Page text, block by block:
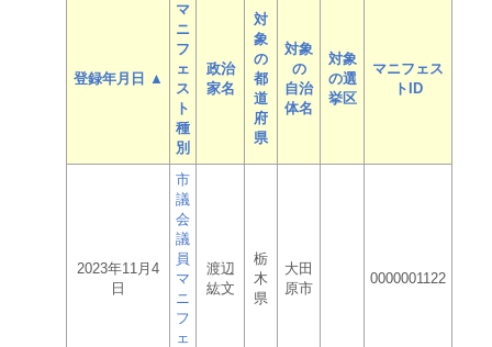
登録年月日 ▲
マ
ニ
フ
ェ
ス
ト
種
別
政治
家名
対
象
の
都
道
府
県
対象
の
自治
体名
対象
の選
挙区
マニフェス
トID
2023年11月4
日
市
議
会
議
員
マ
ニ
フ
ェ
渡辺
紘文
栃
木
県
大田
原市
0000001122